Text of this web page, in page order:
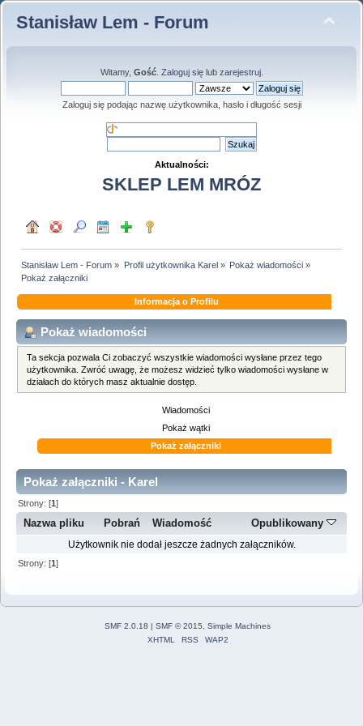
Stanisław Lem - Forum
Witamy, Gość. Zaloguj sięlub zarejestruj.
Zaloguj się podając nazwę użytkownika, hasło i długość sesji
Aktualności:
SKLEP LEM MRÓZ
Stanisław Lem - Forum » Profil użytkownika Karel» Pokaż wiadomości»
Pokaż załączniki
Informacja o Profilu
Pokaż wiadomości
Ta sekcja pozwala Ci zobaczyć wszystkie wiadomości wysłane przez tego
użytkownika. Zwróć uwagę, że możesz widzieć tylko wiadomości wysłane w
działach do których masz aktualnie dostęp.
Wiadomości
Pokaż wątki
Pokaż załączniki
Pokaż załączniki - Karel
Strony: [1]
Nazwa pliku Pobrań Wiadomość Opublikowany
Użytkownik nie dodał jeszcze żadnych załączników.
Strony: [1]
SMF 2.0.18 | SMF © 2015
Simple Machines
XHTML
RSS WAP2